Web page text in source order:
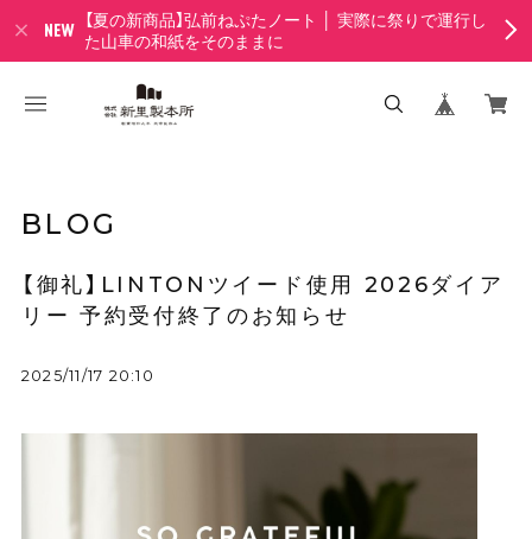
【夏の新商品】弘前ねぷたノート │ 実際に祭りで運行し
た山車の和紙をそのままに
BLOG
【御礼】LINTONツイード使用 2026ダイア
リー 予約受付終了のお知らせ
2025/11/17 20:10